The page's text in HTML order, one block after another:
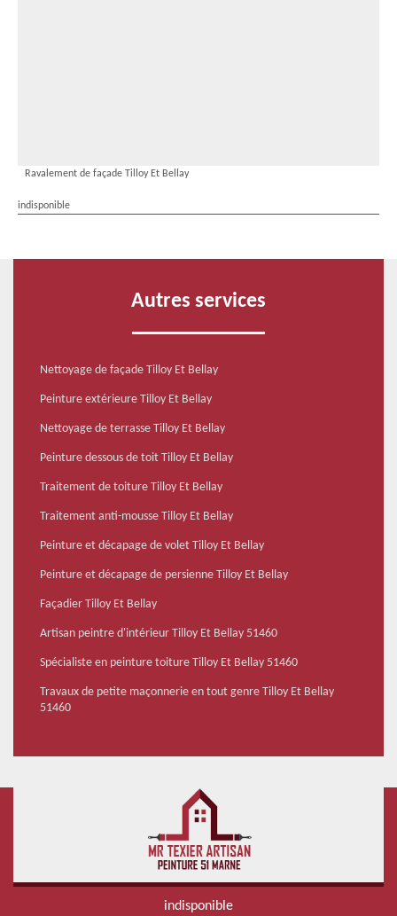
Ravalement de façade Tilloy Et Bellay
indisponible
Autres services
Nettoyage de façade Tilloy Et Bellay
Peinture extérieure Tilloy Et Bellay
Nettoyage de terrasse Tilloy Et Bellay
Peinture dessous de toit Tilloy Et Bellay
Traitement de toiture Tilloy Et Bellay
Traitement anti-mousse Tilloy Et Bellay
Peinture et décapage de volet Tilloy Et Bellay
Peinture et décapage de persienne Tilloy Et Bellay
Façadier Tilloy Et Bellay
Artisan peintre d'intérieur Tilloy Et Bellay 51460
Spécialiste en peinture toiture Tilloy Et Bellay 51460
Travaux de petite maçonnerie en tout genre Tilloy Et Bellay
51460
indisponible